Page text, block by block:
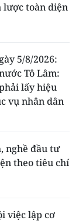
lược toàn diện
5/8/2026:
Tô Lâm:
lấy hiệu
vụ nhân dân
nghề đầu tư
theo tiêu chí
việc lập cơ